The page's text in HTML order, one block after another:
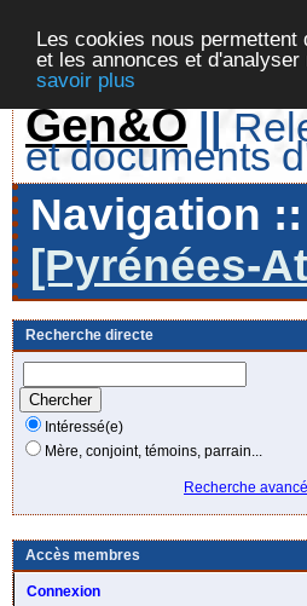
Les cookies nous
et les annonces et
savoir plus
Gen&O ||
et documents
Navigation ::
[Pyrénées-
Recherche directe
Intéressé(e)
Mère, conjoint, témoins, parrain...
Recherche
Accès membres
Connexion